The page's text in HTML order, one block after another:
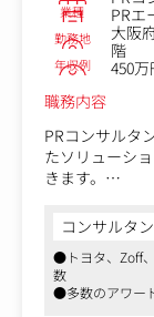
＜営業活動の
テレアポ・飛
ポや飛び込み
＜仕事の流れ＞
新規・既存含
いご提案やPR
納期は提案、
わりではなく
す。
業種 PRエ
勤務地
大阪
階
年収例
450
職務内容
PRコンサルタ
たソリューシ
きます。
今回の募集に
いません。
広告業界にて
で広報や自社
バックグラウ
コンサルタ
●トヨタ、Zoff
数
●多数のアワー